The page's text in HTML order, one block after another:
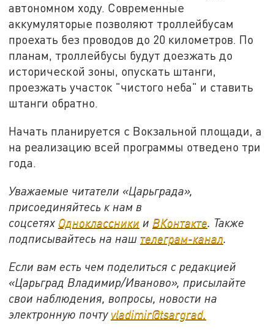
автономном ходу. Современные
аккумуляторые позволяют троллейбусам
проехать без проводов до 20 километров. По
планам, троллейбусы будут доезжать до
исторической зоны, опускать штанги,
проезжать участок "чистого неба" и ставить
штанги обратно.
Начать планируется с Вокзальной площади, а
на реализацию всей программы отведено три
года.
Уважаемые читатели «Царьграда»,
присоединяйтесь к нам в
соцсетях Одноклассники и ВКонтакте. Также
подписывайтесь на наш телеграм-канал.
Если вам есть чем поделиться с редакцией
«Царьград Владимир/Иваново», присылайте
свои наблюдения, вопросы, новости на
электронную почту vladimir@tsargrad.